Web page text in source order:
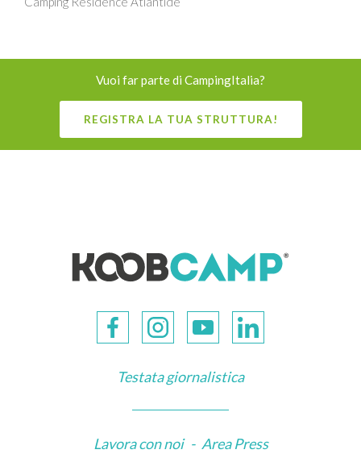
Vuoi far parte di CampingItalia?
REGISTRA LA TUA STRUTTURA!
Testata giornalistica
Lavora con noi - Area Press